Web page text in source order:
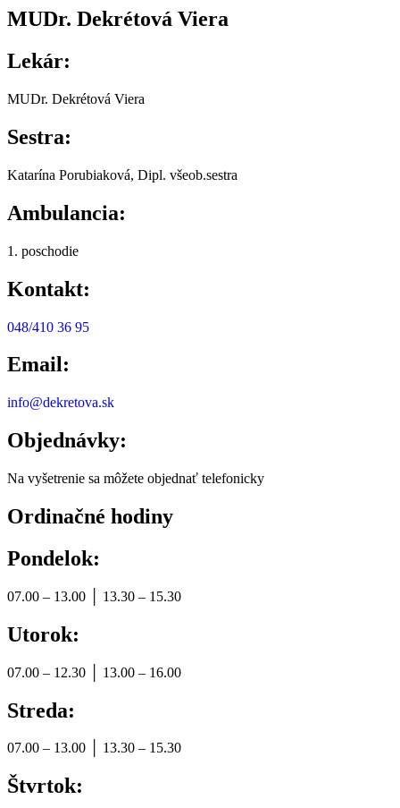
MUDr. Dekrétová Viera
Lekár:
MUDr. Dekrétová Viera
Sestra:
Katarína Porubiaková, Dipl. všeob.sestra
Ambulancia:
1. poschodie
Kontakt:
048/410 36 95
Email:
info@dekretova.sk
Objednávky:
Na vyšetrenie sa môžete objednať telefonicky
Ordinačné hodiny
Pondelok:
07.00 – 13.00 │ 13.30 – 15.30
Utorok:
07.00 – 12.30 │ 13.00 – 16.00
Streda:
07.00 – 13.00 │ 13.30 – 15.30
Štvrtok: